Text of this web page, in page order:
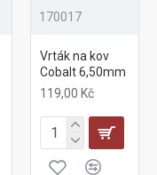
170017
Vrták na kov
Cobalt 6,50mm
119,00 Kč